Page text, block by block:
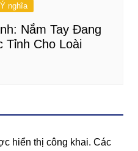
nghĩa
Nắm Tay Đang
Tỉnh Cho Loài
hiển thị công khai. Các